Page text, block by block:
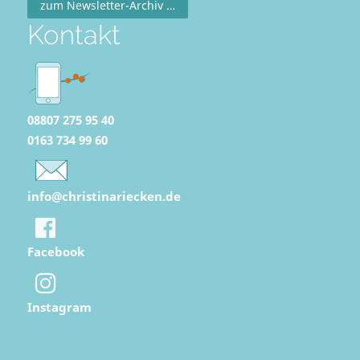
zum Newsletter-Archiv …
Kontakt
08807 275 95 40‬
0163 734 99 60‬
info@christinariecken.de
Facebook
Instagram